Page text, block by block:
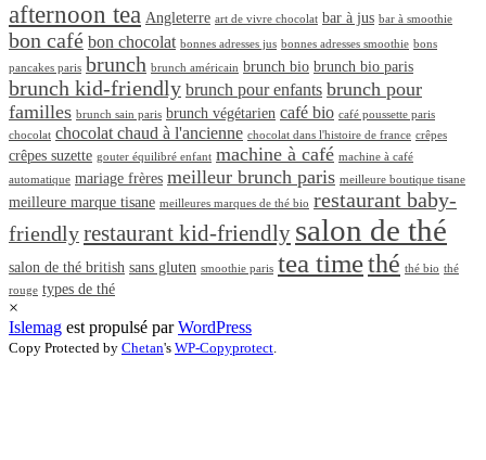
afternoon tea Angleterre art de vivre chocolat bar à jus bar à smoothie
bon café bon chocolat bonnes adresses jus bonnes adresses smoothie bons
pancakes paris brunch brunch américain brunch bio brunch bio paris
brunch kid-friendly brunch pour enfants brunch pour
familles brunch sain paris brunch végétarien café bio café poussette paris
chocolat chocolat chaud à l'ancienne chocolat dans l'histoire de france crêpes
crêpes suzette gouter équilibré enfant machine à café machine à café
automatique mariage frères meilleur brunch paris meilleure boutique tisane
meilleure marque tisane meilleures marques de thé bio restaurant baby-
friendlyrestaurant kid-friendly salon de thé
salon de thé british sans gluten smoothie paris tea timethé thé bio thé
rouge types de thé
×
Islemag est propulsé parWordPress
Copy Protected by Chetan's WP-Copyprotect.